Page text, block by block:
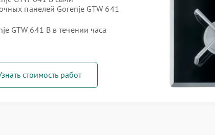
панелей Gorenje GTW 641
GTW 641 B в течении часа
стоимость работ